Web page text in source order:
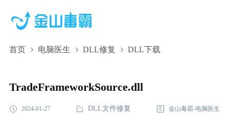
首页 电脑医生 DLL修复 DLL下载
TradeFrameworkSource.dll,TradeFrameworkSource.dll下
TradeFrameworkSource.dll
2024-01-27 DLL文件修复 金山毒霸-电脑医生